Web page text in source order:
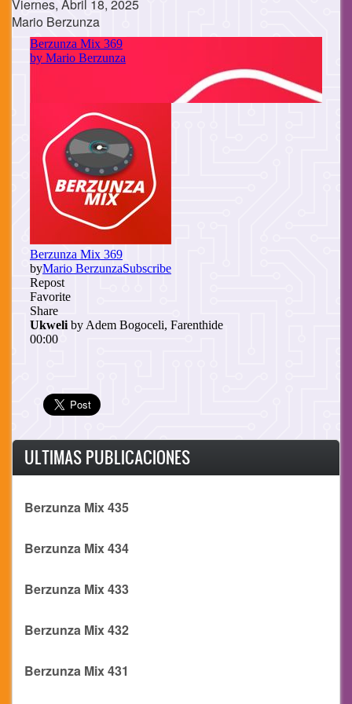
Viernes, Abril 18, 2025
Mario Berzunza
Cuerpo
ULTIMAS PUBLICACIONES
Berzunza Mix 435
Berzunza Mix 434
Berzunza Mix 433
Berzunza Mix 432
Berzunza Mix 431